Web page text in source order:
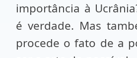
importância à
é verdade. Mas
procede o fato de a